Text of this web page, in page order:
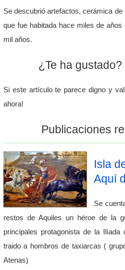
Se descubrió artefactos, cerámica de
que fue habitada hace miles de
mil años.
¿Te ha gustado?
Si este artículo te parece digno y
ahora!
Publicaciones
Isla
Aquí
Se
restos de Aquiles un héroe de la
principales protagonista de la
traido a hombros de taxiarcas (
Atenas)